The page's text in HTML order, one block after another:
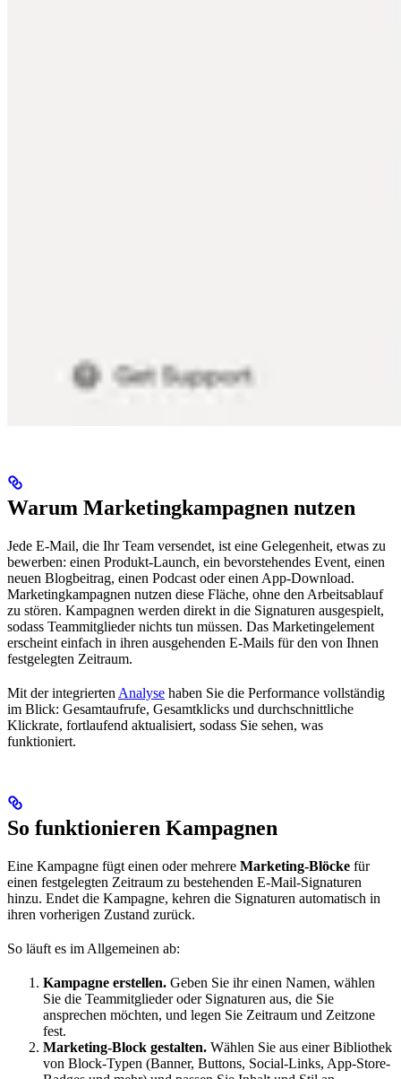
Warum Marketingkampagnen nutzen
Jede E-Mail, die Ihr Team versendet, ist eine Gelegenheit, etwas zu
bewerben: einen Produkt-Launch, ein bevorstehendes Event, einen
neuen Blogbeitrag, einen Podcast oder einen App-Download.
Marketingkampagnen nutzen diese Fläche, ohne den Arbeitsablauf
zu stören. Kampagnen werden direkt in die Signaturen ausgespielt,
sodass Teammitglieder nichts tun müssen. Das Marketingelement
erscheint einfach in ihren ausgehenden E-Mails für den von Ihnen
festgelegten Zeitraum.
Mit der integrierten Analyse haben Sie die Performance vollständig
im Blick: Gesamtaufrufe, Gesamtklicks und durchschnittliche
Klickrate, fortlaufend aktualisiert, sodass Sie sehen, was
funktioniert.
So funktionieren Kampagnen
Eine Kampagne fügt einen oder mehrere Marketing-Blöcke für
einen festgelegten Zeitraum zu bestehenden E-Mail-Signaturen
hinzu. Endet die Kampagne, kehren die Signaturen automatisch in
ihren vorherigen Zustand zurück.
So läuft es im Allgemeinen ab:
Kampagne erstellen. Geben Sie ihr einen Namen, wählen
Sie die Teammitglieder oder Signaturen aus, die Sie
ansprechen möchten, und legen Sie Zeitraum und Zeitzone
fest.
Marketing-Block gestalten. Wählen Sie aus einer Bibliothek
von Block-Typen (Banner, Buttons, Social-Links, App-Store-